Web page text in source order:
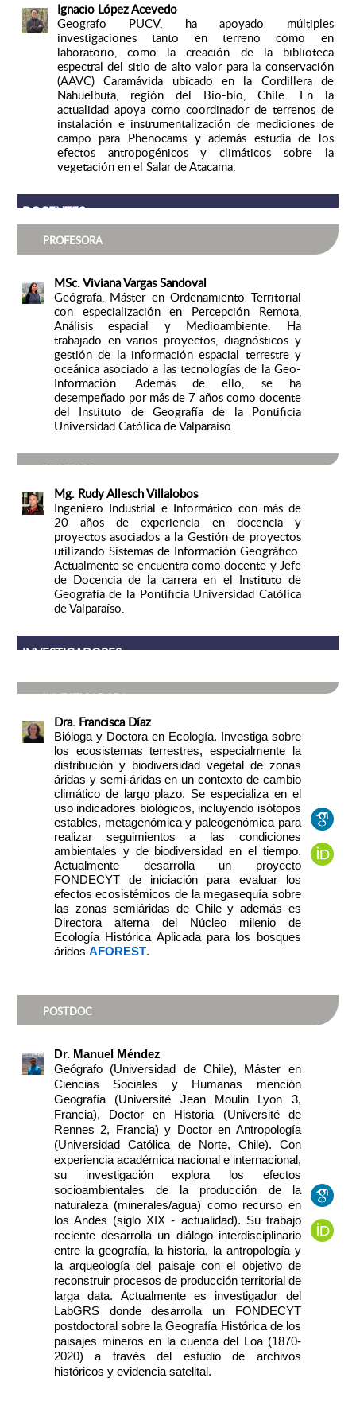
Ignacio López Acevedo
Geografo PUCV, ha apoyado múltiples
investigaciones tanto en terreno como en
laboratorio, como la creación de la biblioteca
espectral del sitio de alto valor para la conservación
(AAVC) Caramávida ubicado en la Cordillera de
Nahuelbuta, región del Bio-bío, Chile. En la
actualidad apoya como coordinador de terrenos de
instalación e instrumentalización de mediciones de
campo para Phenocams y además estudia de los
efectos antropogénicos y climáticos sobre la
vegetación en el Salar de Atacama.
DOCENTES
PROFESORA
MSc. Viviana Vargas Sandoval
Geógrafa, Máster en Ordenamiento Territorial
con especialización en Percepción Remota,
Análisis espacial y Medioambiente. Ha
trabajado en varios proyectos, diagnósticos y
gestión de la información espacial terrestre y
oceánica asociado a las tecnologías de la Geo-
Información. Además de ello, se ha
desempeñado por más de 7 años como docente
del Instituto de Geografía de la Pontificia
Universidad Católica de Valparaíso.
PROFESOR
Mg. Rudy Allesch Villalobos
Ingeniero Industrial e Informático con más de
20 años de experiencia en docencia y
proyectos asociados a la Gestión de proyectos
utilizando Sistemas de Información Geográfico.
Actualmente se encuentra como docente y Jefe
de Docencia de la carrera en el Instituto de
Geografía de la Pontificia Universidad Católica
de Valparaíso.
INVESTIGADORES
INVESTIGADORA
Dra. Francisca Díaz
Bióloga y Doctora en Ecología. Investiga sobre
los ecosistemas terrestres, especialmente la
distribución y biodiversidad vegetal de zonas
áridas y semi-áridas en un contexto de cambio
climático de largo plazo. Se especializa en el
uso indicadores biológicos, incluyendo isótopos
estables, metagenómica y paleogenómica para
realizar seguimientos a las condiciones
ambientales y de biodiversidad en el tiempo.
Actualmente desarrolla un proyecto
FONDECYT de iniciación para evaluar los
efectos ecosistémicos de la megasequía sobre
las zonas semiáridas de Chile y además es
Directora alterna del Núcleo milenio de
Ecología Histórica Aplicada para los bosques
áridos AFOREST.
POSTDOC
Dr. Manuel Méndez
Geógrafo (Universidad de Chile), Máster en
Ciencias Sociales y Humanas mención
Geografía (Université Jean Moulin Lyon 3,
Francia), Doctor en Historia (Université de
Rennes 2, Francia) y Doctor en Antropología
(Universidad Católica de Norte, Chile). Con
experiencia académica nacional e internacional,
su investigación explora los efectos
socioambientales de la producción de la
naturaleza (minerales/agua) como recurso en
los Andes (siglo XIX - actualidad). Su trabajo
reciente desarrolla un diálogo interdisciplinario
entre la geografía, la historia, la antropología y
la arqueología del paisaje con el objetivo de
reconstruir procesos de producción territorial de
larga data. Actualmente es investigador del
LabGRS donde desarrolla un FONDECYT
postdoctoral sobre la Geografía Histórica de los
paisajes mineros en la cuenca del Loa (1870-
2020) a través del estudio de archivos
históricos y evidencia satelital.